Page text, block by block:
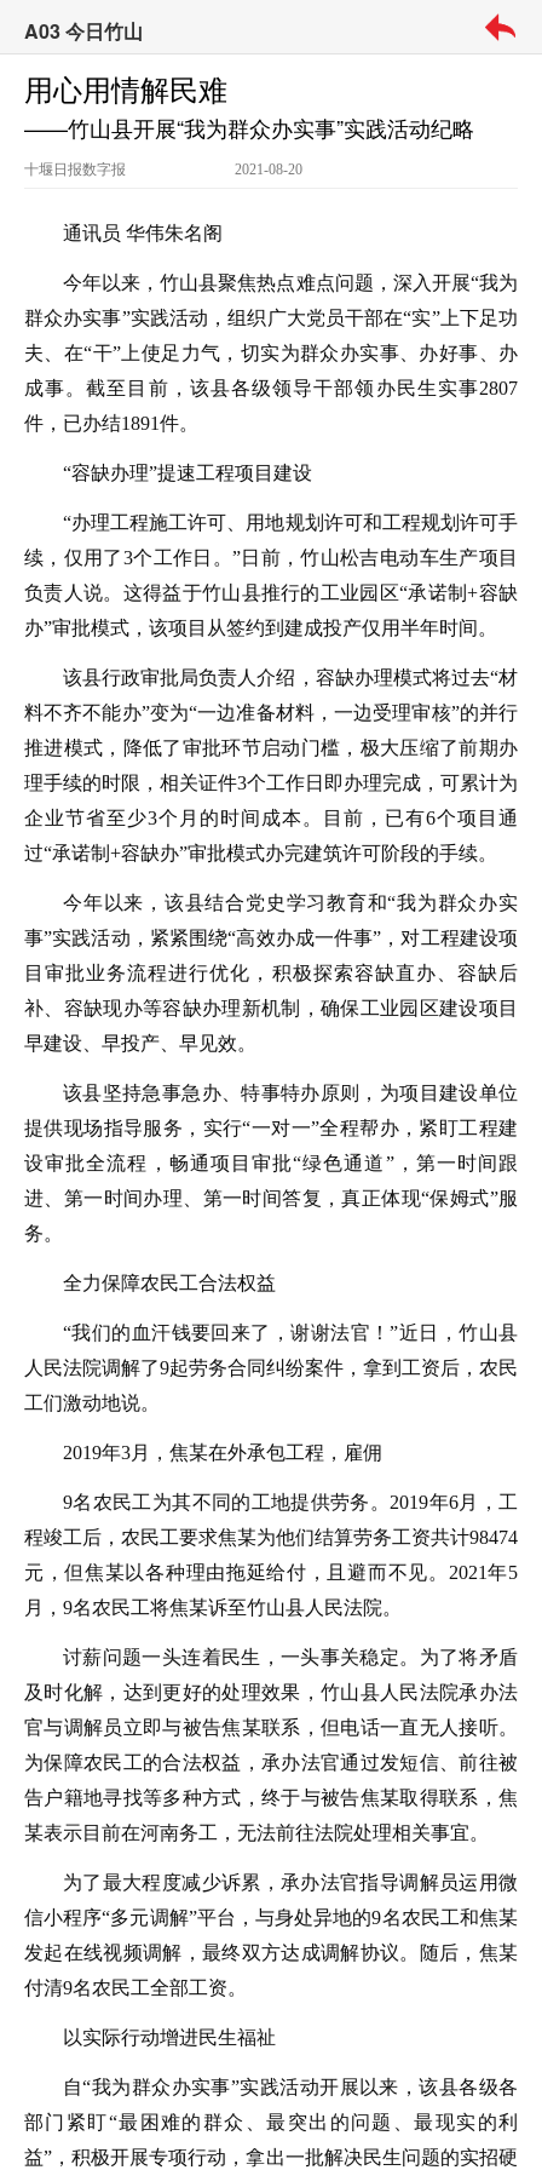
A03 今日竹山
用心用情解民难
——竹山县开展“我为群众办实事”实践活动纪略
十堰日报数字报 2021-08-20
通讯员 华伟朱名阁
今年以来，竹山县聚焦热点难点问题，深入开展“我为
群众办实事”实践活动，组织广大党员干部在“实”上下足功
夫、在“干”上使足力气，切实为群众办实事、办好事、办
成事。截至目前，该县各级领导干部领办民生实事2807
件，已办结1891件。
“容缺办理”提速工程项目建设
“办理工程施工许可、用地规划许可和工程规划许可手
续，仅用了3个工作日。”日前，竹山松吉电动车生产项目
负责人说。这得益于竹山县推行的工业园区“承诺制+容缺
办”审批模式，该项目从签约到建成投产仅用半年时间。
该县行政审批局负责人介绍，容缺办理模式将过去“材
料不齐不能办”变为“一边准备材料，一边受理审核”的并行
推进模式，降低了审批环节启动门槛，极大压缩了前期办
理手续的时限，相关证件3个工作日即办理完成，可累计为
企业节省至少3个月的时间成本。目前，已有6个项目通
过“承诺制+容缺办”审批模式办完建筑许可阶段的手续。
今年以来，该县结合党史学习教育和“我为群众办实
事”实践活动，紧紧围绕“高效办成一件事”，对工程建设项
目审批业务流程进行优化，积极探索容缺直办、容缺后
补、容缺现办等容缺办理新机制，确保工业园区建设项目
早建设、早投产、早见效。
该县坚持急事急办、特事特办原则，为项目建设单位
提供现场指导服务，实行“一对一”全程帮办，紧盯工程建
设审批全流程，畅通项目审批“绿色通道”，第一时间跟
进、第一时间办理、第一时间答复，真正体现“保姆式”服
务。
全力保障农民工合法权益
“我们的血汗钱要回来了，谢谢法官！”近日，竹山县
人民法院调解了9起劳务合同纠纷案件，拿到工资后，农民
工们激动地说。
2019年3月，焦某在外承包工程，雇佣
9名农民工为其不同的工地提供劳务。2019年6月，工
程竣工后，农民工要求焦某为他们结算劳务工资共计98474
元，但焦某以各种理由拖延给付，且避而不见。2021年5
月，9名农民工将焦某诉至竹山县人民法院。
讨薪问题一头连着民生，一头事关稳定。为了将矛盾
及时化解，达到更好的处理效果，竹山县人民法院承办法
官与调解员立即与被告焦某联系，但电话一直无人接听。
为保障农民工的合法权益，承办法官通过发短信、前往被
告户籍地寻找等多种方式，终于与被告焦某取得联系，焦
某表示目前在河南务工，无法前往法院处理相关事宜。
为了最大程度减少诉累，承办法官指导调解员运用微
信小程序“多元调解”平台，与身处异地的9名农民工和焦某
发起在线视频调解，最终双方达成调解协议。随后，焦某
付清9名农民工全部工资。
以实际行动增进民生福祉
自“我为群众办实事”实践活动开展以来，该县各级各
部门紧盯“最困难的群众、最突出的问题、最现实的利
益”，积极开展专项行动，拿出一批解决民生问题的实招硬